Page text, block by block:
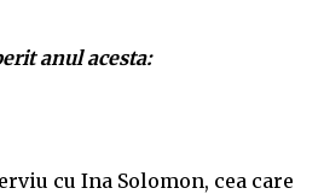
anul acesta:
cu Ina Solomon, cea care